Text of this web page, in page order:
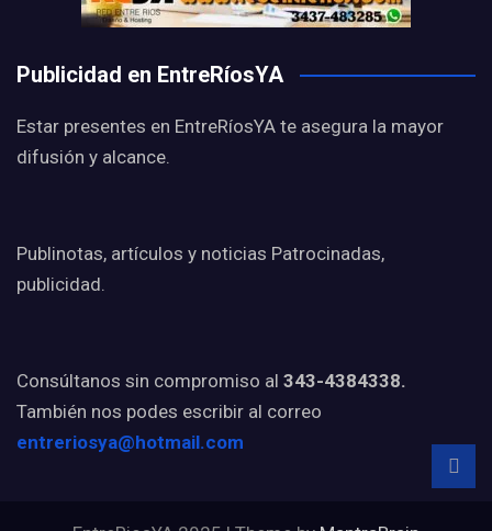
Publicidad en EntreRíosYA
Estar presentes en EntreRíosYA te asegura la mayor
difusión y alcance.
Publinotas, artículos y noticias Patrocinadas,
publicidad.
Consúltanos sin compromiso al 343-4384338.
También nos podes escribir al correo
entreriosya@hotmail.com